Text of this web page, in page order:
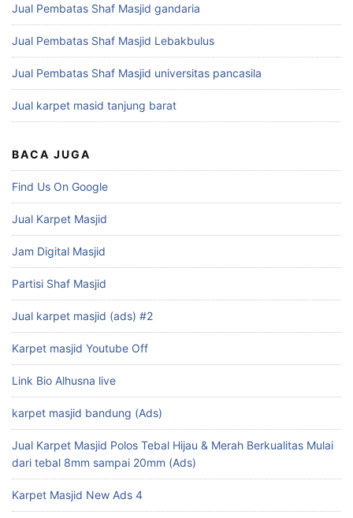
Jual Pembatas Shaf Masjid gandaria
Jual Pembatas Shaf Masjid Lebakbulus
Jual Pembatas Shaf Masjid universitas pancasila
Jual karpet masid tanjung barat
BACA JUGA
Find Us On Google
Jual Karpet Masjid
Jam Digital Masjid
Partisi Shaf Masjid
Jual karpet masjid (ads) #2
Karpet masjid Youtube Off
Link Bio Alhusna live
karpet masjid bandung (Ads)
Jual Karpet Masjid Polos Tebal Hijau & Merah Berkualitas Mulai
dari tebal 8mm sampai 20mm (Ads)
Karpet Masjid New Ads 4